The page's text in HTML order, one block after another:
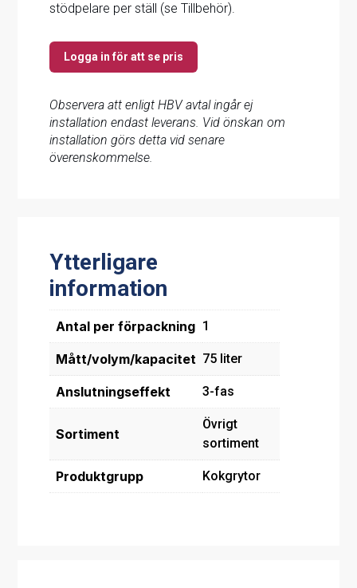
stödpelare per ställ (se Tillbehör).
Logga in för att se pris
Observera att enligt HBV avtal ingår ej
installation endast leverans. Vid önskan om
installation görs detta vid senare
överenskommelse.
Ytterligare
information
Antal per förpackning 1
Mått/volym/kapacitet 75 liter
Anslutningseffekt 3-fas
Sortiment
Övrigt
sortiment
Produktgrupp Kokgrytor